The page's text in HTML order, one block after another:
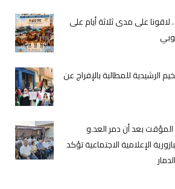
على مدى ثلاثة أيام على
الرشيدية للمطالبة بالإفراج عن
المؤقت بعد أن دمر العد.و
الإعلامية الاجتماعية تؤكد